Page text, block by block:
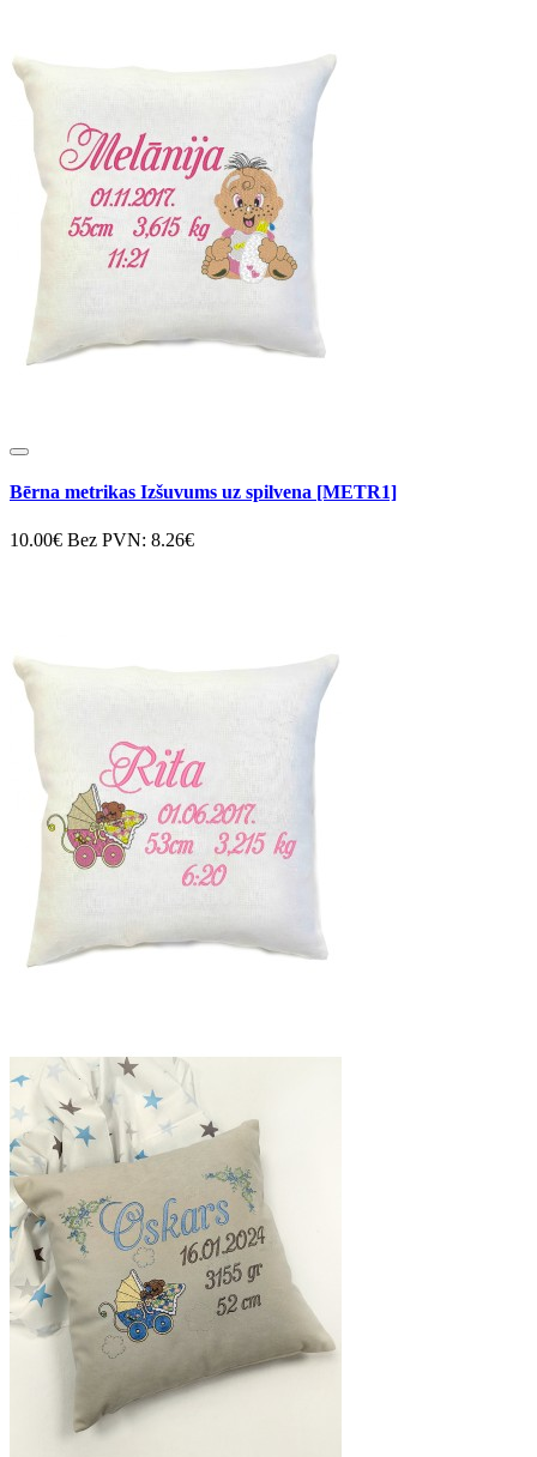
Bērna metrikas Izšuvums uz spilvena [METR1]
10.00€ Bez PVN: 8.26€